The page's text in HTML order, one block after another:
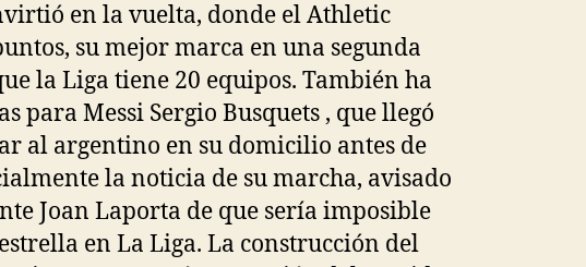
en la vuelta, donde el Athletic
su mejor marca en una segunda
la Liga tiene 20 equipos. También ha
para Messi Sergio Busquets , que llegó
al argentino en su domicilio antes de
la noticia de su marcha, avisado
Joan Laporta de que sería imposible
en La Liga. La construcción del